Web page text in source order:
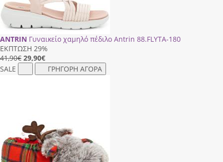
ANTRIN Γυναικείο χαμηλό πέδιλο Antrin 88.FLΥΤΑ-180
ΕΚΠΤΩΣΗ 29%
41,90€ 29,90€
SALE
ΓΡΗΓΟΡΗ ΑΓΟΡΑ